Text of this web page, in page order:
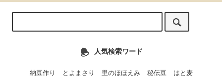
人気検索ワード
納豆作り とよまさり 里のほほえみ 秘伝豆 はと麦